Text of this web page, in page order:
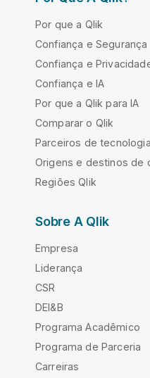
Por que a Qlik
Confiança e Segurança
Confiança e
Confiança e IA
Por que a Qlik para IA
Comparar o Qlik
Parceiros de
Origens e destinos de
Regiões Qlik
Sobre A Qlik
Empresa
Liderança
CSR
DEI&B
Programa Acadêmico
Programa de Parceria
Carreiras